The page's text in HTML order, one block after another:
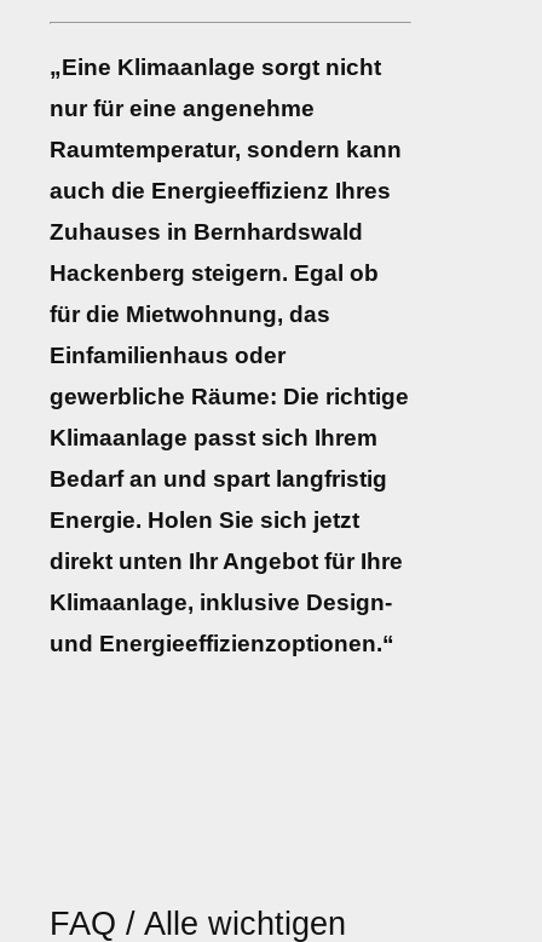
„Eine Klimaanlage sorgt nicht
nur für eine angenehme
Raumtemperatur, sondern kann
auch die Energieeffizienz Ihres
Zuhauses in Bernhardswald
Hackenberg steigern. Egal ob
für die Mietwohnung, das
Einfamilienhaus oder
gewerbliche Räume: Die richtige
Klimaanlage passt sich Ihrem
Bedarf an und spart langfristig
Energie. Holen Sie sich jetzt
direkt unten Ihr Angebot für Ihre
Klimaanlage, inklusive Design-
und Energieeffizienzoptionen.“
FAQ / Alle wichtigen